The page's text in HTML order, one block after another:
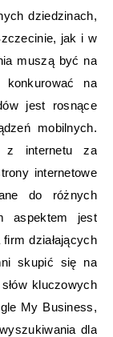
dziedzinach,
jak i w
muszą być na
na
jest rosnące
mobilnych.
z internetu za
internetowe
do różnych
aspektem jest
działających
skupić się na
kluczowych
My Business,
dla